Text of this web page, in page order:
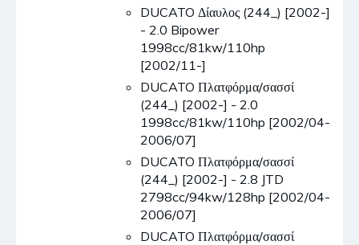
DUCATO Δίαυλος (244_) [2002-]
- 2.0 Bipower
1998cc/81kw/110hp
[2002/11-]
DUCATO Πλατφόρμα/σασσί
(244_) [2002-] - 2.0
1998cc/81kw/110hp [2002/04-
2006/07]
DUCATO Πλατφόρμα/σασσί
(244_) [2002-] - 2.8 JTD
2798cc/94kw/128hp [2002/04-
2006/07]
DUCATO Πλατφόρμα/σασσί